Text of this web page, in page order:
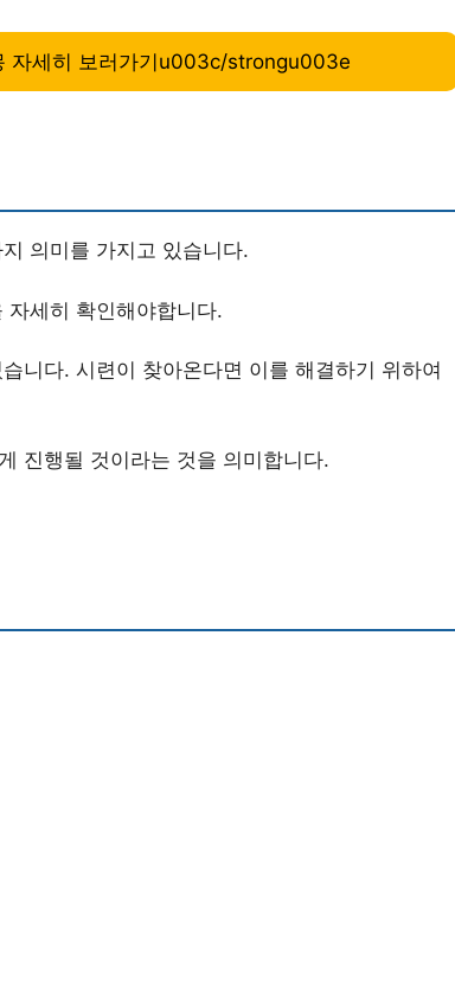
세히 보러가기u003c/strongu003e
의미를 가지고 있습니다.
세히 확인해야합니다.
니다. 시련이 찾아온다면 이를 해결하기 위하여
진행될 것이라는 것을 의미합니다.